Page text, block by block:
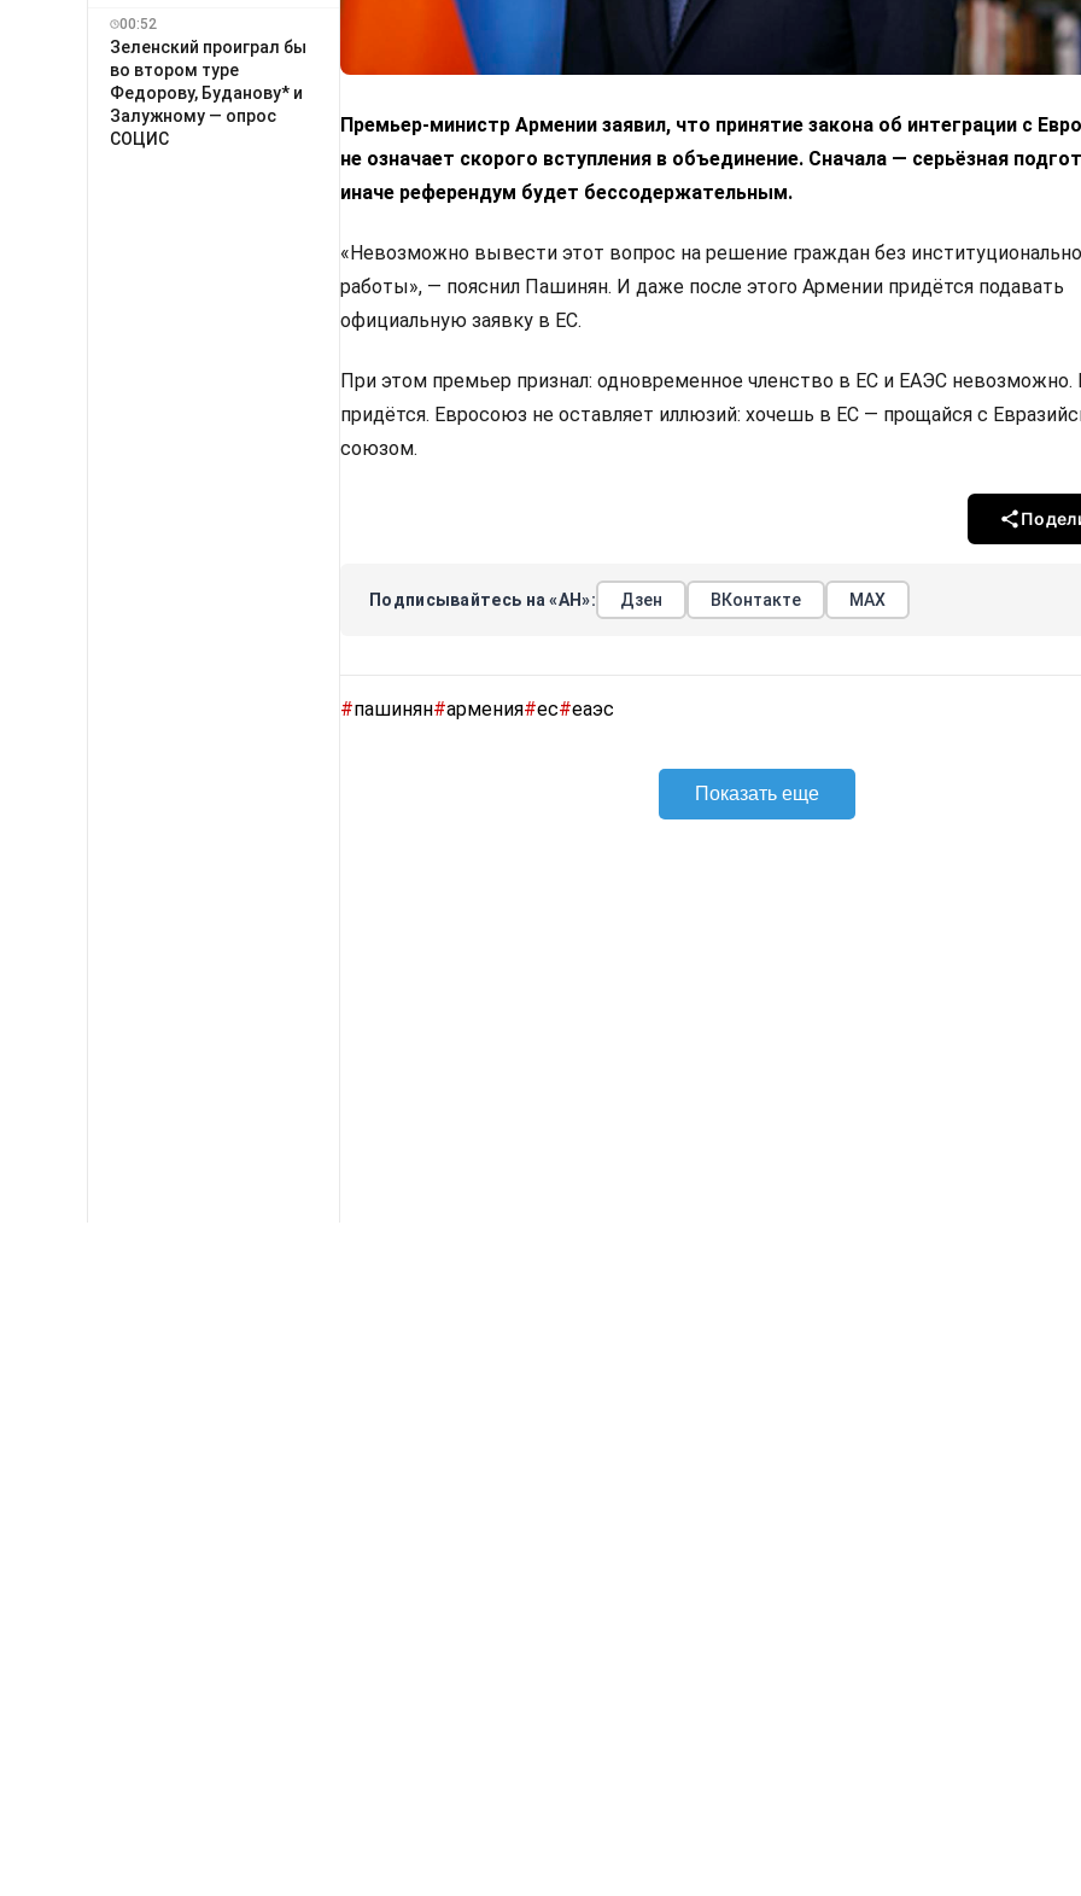
00:52
Зеленский проиграл бы
во втором туре
Федорову, Буданову* и
Залужному — опрос
СОЦИС
Премьер-министр Армении заявил, что принятие закона об интеграции с
не означает скорого вступления в объединение. Сначала — серьёзная
иначе референдум будет бессодержательным.
«Невозможно вывести этот вопрос на решение граждан без
работы», — пояснил Пашинян. И даже после этого Армении придётся подавать
официальную заявку в ЕС.
При этом премьер признал: одновременное членство в ЕС и ЕАЭС невозможно.
придётся. Евросоюз не оставляет иллюзий: хочешь в ЕС — прощайся с
союзом.
Подписывайтесь на «АН»: Дзен ВКонтакте МАХ
#пашинян#армения#ес#еаэс
Показать еще